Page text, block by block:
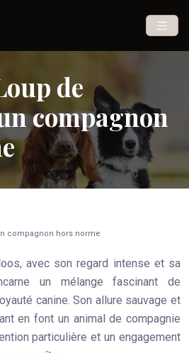
de
compagnon
compagnon hors norme
avec son regard intense et sa
un mélange fascinant de
canine. Son allure sauvage et
en font un animal de compagnie
particulière et un engagement